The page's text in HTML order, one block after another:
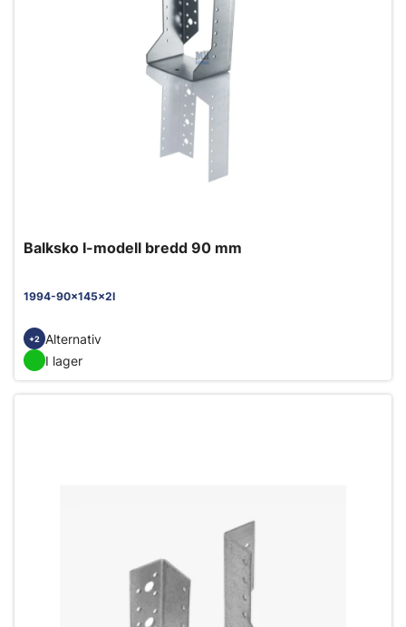
Balksko I-modell bredd 90 mm
1994-90x145x2I
+2
Alternativ
I lager